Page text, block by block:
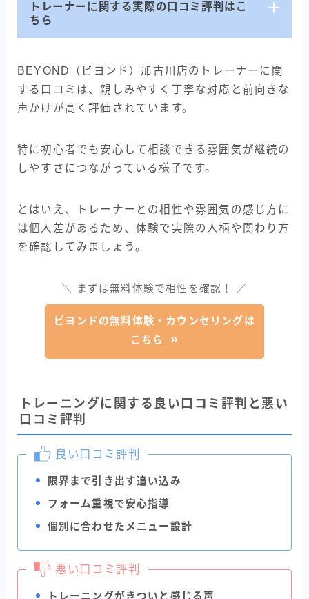
トレーナーに関する実際の口コミ評判はこ
ちら
BEYOND（ビヨンド）加古川店のトレーナーに関
する口コミは、親しみやすく丁寧な対応と前向きな
声かけが高く評価されています。
特に初心者でも安心して相談できる雰囲気が継続の
しやすさにつながっている様子です。
とはいえ、トレーナーとの相性や雰囲気の感じ方に
は個人差があるため、体験で実際の人柄や関わり方
を確認してみましょう。
＼ まずは無料体験で相性を確認！ ／
ビヨンドの無料体験・カウンセリングは
こちら
トレーニングに関する良い口コミ評判と悪い
口コミ評判
良い口コミ評判
限界まで引き出す追い込み
フォーム重視で安心指導
個別に合わせたメニュー設計
悪い口コミ評判
トレーニングがきついと感じる声